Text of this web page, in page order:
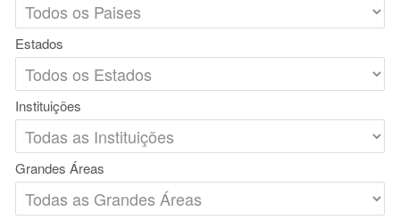
Estados
Instituições
Grandes Áreas